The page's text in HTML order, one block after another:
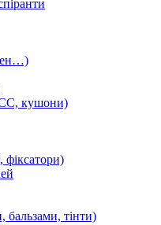
кушони)
фіксатори)
бальзами, тінти)